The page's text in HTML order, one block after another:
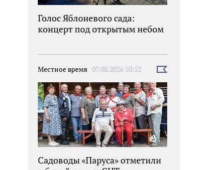
Голос Яблоневого сада:
концерт под открытым небом
Местное время 07.08.2026 10:52
Выбрать
Садоводы «Паруса» отметили